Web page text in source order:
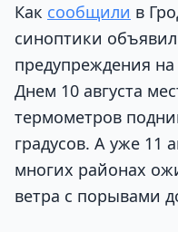
Как сообщили в
синоптики
предупреждения
Днем 10 августа
термометров
градусов. А уже 11
многих районах
ветра с порывами